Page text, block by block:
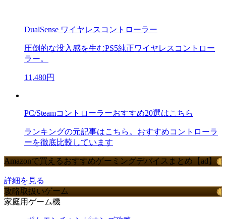
DualSense ワイヤレスコントローラー
圧倒的な没入感を生むPS5純正ワイヤレスコントロー
ラー。
11,480円
PC/Steamコントローラーおすすめ20選はこちら
ランキングの元記事はこちら。おすすめコントローラ
ーを徹底比較しています
Amazonで買えるおすすめゲーミングデバイスまとめ【ad】
詳細を見る
攻略取扱いゲーム
家庭用ゲーム機